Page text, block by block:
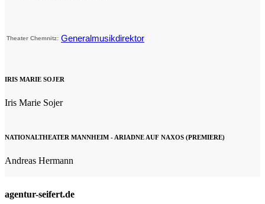
Theater Chemnitz: Generalmusikdirektor
IRIS MARIE SOJER
Iris Marie Sojer
NATIONALTHEATER MANNHEIM - ARIADNE AUF NAXOS (PREMIERE)
Andreas Hermann
agentur-seifert.de